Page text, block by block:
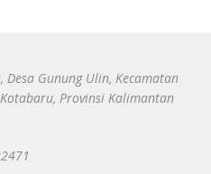
Desa Gunung Ulin, Kecamatan
Provinsi Kalimantan